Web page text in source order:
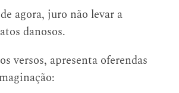
agora, juro não levar a
danosos.
versos, apresenta oferendas